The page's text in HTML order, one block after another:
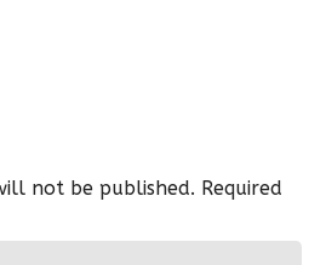
not be published. Required